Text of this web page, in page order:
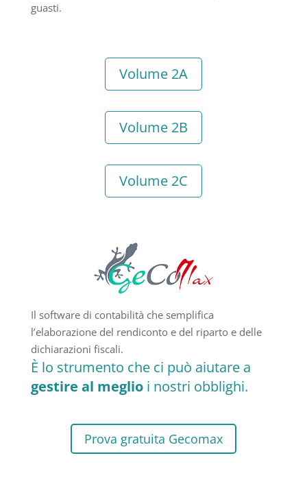
guasti.
Volume 2A
Volume 2B
Volume 2C
Il software di contabilità che semplifica
l’elaborazione del rendiconto e del riparto e delle
dichiarazioni fiscali.
È lo strumento che ci può aiutare a
gestire al meglioi nostri obblighi.
Prova gratuita Gecomax